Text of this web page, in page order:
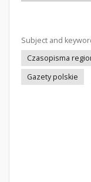
Subject and
Czasopisma
Gazety polskie